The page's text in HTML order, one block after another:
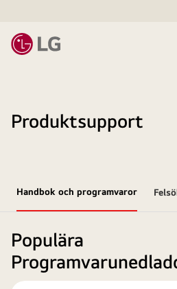
Produktsupport
Handbok och programvaror
Populära